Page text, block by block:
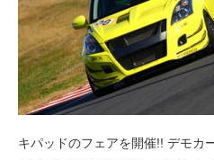
キパッドのフェアを開催!! デモカ